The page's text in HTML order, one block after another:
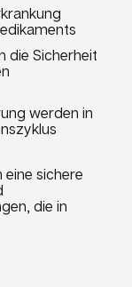
die Sicherheit
werden in
eine sichere
die in